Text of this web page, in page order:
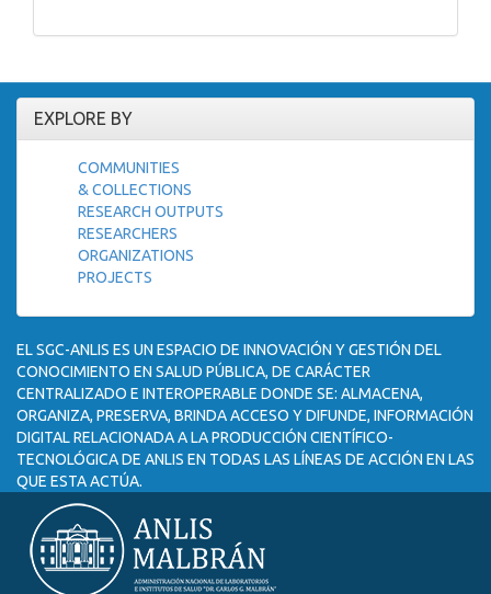
EXPLORE BY
COMMUNITIES
& COLLECTIONS
RESEARCH OUTPUTS
RESEARCHERS
ORGANIZATIONS
PROJECTS
EL SGC-ANLIS ES UN ESPACIO DE INNOVACIÓN Y GESTIÓN DEL
CONOCIMIENTO EN SALUD PÚBLICA, DE CARÁCTER
CENTRALIZADO E INTEROPERABLE DONDE SE: ALMACENA,
ORGANIZA, PRESERVA, BRINDA ACCESO Y DIFUNDE, INFORMACIÓN
DIGITAL RELACIONADA A LA PRODUCCIÓN CIENTÍFICO-
TECNOLÓGICA DE ANLIS EN TODAS LAS LÍNEAS DE ACCIÓN EN LAS
QUE ESTA ACTÚA.